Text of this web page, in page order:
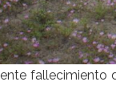
fallecimiento